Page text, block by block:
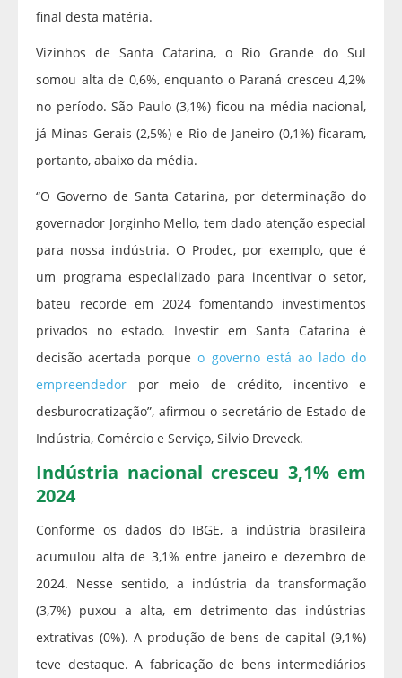
final desta matéria.
Vizinhos de Santa Catarina, o Rio Grande do Sul
somou alta de 0,6%, enquanto o Paraná cresceu 4,2%
no período. São Paulo (3,1%) ficou na média nacional,
já Minas Gerais (2,5%) e Rio de Janeiro (0,1%) ficaram,
portanto, abaixo da média.
“O Governo de Santa Catarina, por determinação do
governador Jorginho Mello, tem dado atenção especial
para nossa indústria. O Prodec, por exemplo, que é
um programa especializado para incentivar o setor,
bateu recorde em 2024 fomentando investimentos
privados no estado. Investir em Santa Catarina é
decisão acertada porqueo governo está ao lado do
empreendedor por meio de crédito, incentivo e
desburocratização”, afirmou o secretário de Estado de
Indústria, Comércio e Serviço, Silvio Dreveck.
Indústria nacional cresceu 3,1% em
2024
Conforme os dados do IBGE, a indústria brasileira
acumulou alta de 3,1% entre janeiro e dezembro de
2024. Nesse sentido, a indústria da transformação
(3,7%) puxou a alta, em detrimento das indústrias
extrativas (0%). A produção de bens de capital (9,1%)
teve destaque. A fabricação de bens intermediários